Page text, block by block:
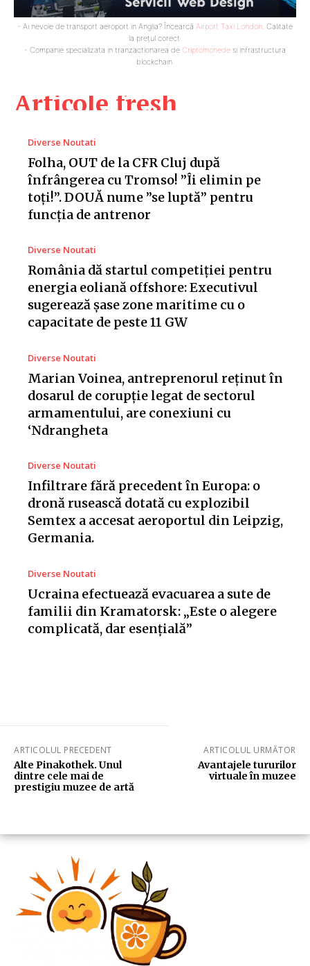
Articole fresh
Diverse Noutati
Folha, OUT de la CFR Cluj după
înfrângerea cu Tromso! ”Îi elimin pe
toți!”. DOUĂ nume ”se luptă” pentru
funcția de antrenor
Diverse Noutati
România dă startul competiției pentru
energia eoliană offshore: Executivul
sugerează șase zone maritime cu o
capacitate de peste 11 GW
Diverse Noutati
Marian Voinea, antreprenorul reținut în
dosarul de corupție legat de sectorul
armamentului, are conexiuni cu
‘Ndrangheta
Diverse Noutati
Infiltrare fără precedent în Europa: o
dronă rusească dotată cu explozibil
Semtex a accesat aeroportul din Leipzig,
Germania.
Diverse Noutati
Ucraina efectuează evacuarea a sute de
familii din Kramatorsk: „Este o alegere
complicată, dar esențială”
- Ai nevoie de transport aeroport in Anglia? Încearcă Airport Taxi London. Calitate
la prețul corect.
- Companie specializata in tranzactionarea de Criptomonede si infrastructura
blockchain.
ARTICOLUL PRECEDENT
Alte Pinakothek. Unul
dintre cele mai de
prestigiu muzee de artă
ARTICOLUL URMĂTOR
Avantajele tururilor
virtuale în muzee